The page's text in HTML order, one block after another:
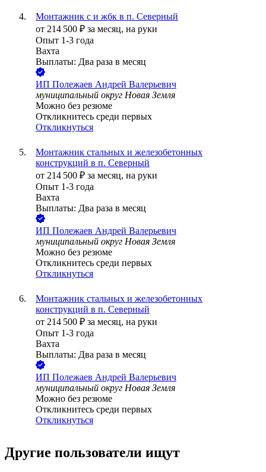
Монтажник с и жбк в п. Северный
от 214 500 ₽ за месяц, на руки
Опыт 1-3 года
Вахта
Выплаты: Два раза в месяц
ИП Полежаев Андрей Валерьевич
муниципальный округ Новая Земля
Можно без резюме
Откликнитесь среди первых
Откликнуться
Монтажник стальных и железобетонных
конструкций в п. Северный
от 214 500 ₽ за месяц, на руки
Опыт 1-3 года
Вахта
Выплаты: Два раза в месяц
ИП Полежаев Андрей Валерьевич
муниципальный округ Новая Земля
Можно без резюме
Откликнитесь среди первых
Откликнуться
Монтажник стальных и железобетонных
конструкций в п. Северный
от 214 500 ₽ за месяц, на руки
Опыт 1-3 года
Вахта
Выплаты: Два раза в месяц
ИП Полежаев Андрей Валерьевич
муниципальный округ Новая Земля
Можно без резюме
Откликнитесь среди первых
Откликнуться
Другие пользователи ищут